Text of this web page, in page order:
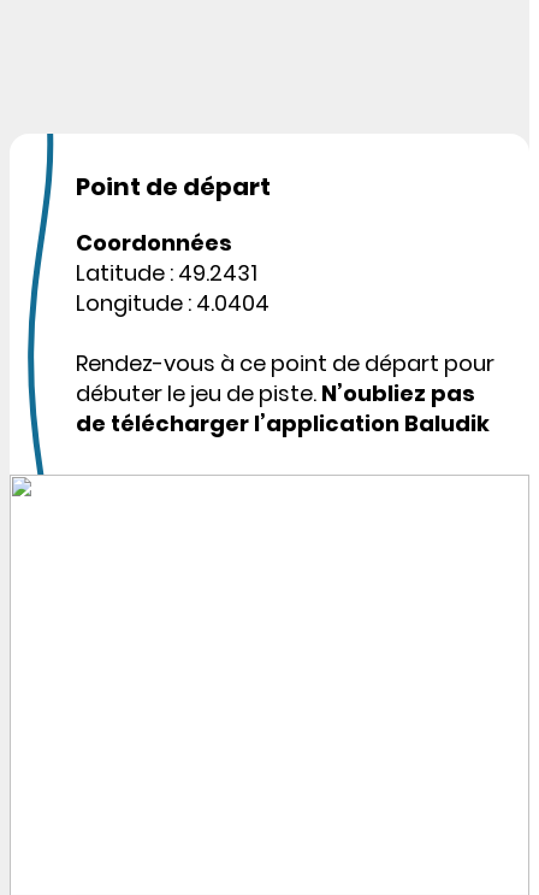
Point de départ
Coordonnées
Latitude : 49.2431
Longitude : 4.0404
Rendez-vous à ce point de départ pour
débuter le jeu de piste. N’oubliez pas
de télécharger l’application Baludik